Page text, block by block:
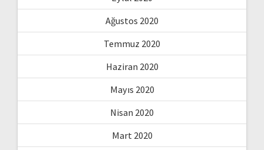
Ağustos 2020
Temmuz 2020
Haziran 2020
Mayıs 2020
Nisan 2020
Mart 2020